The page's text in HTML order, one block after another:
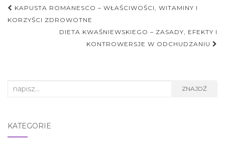
Nawigacja
postu
KAPUSTA ROMANESCO – WŁAŚCIWOŚCI, WITAMINY I
KORZYŚCI ZDROWOTNE
DIETA KWAŚNIEWSKIEGO – ZASADY, EFEKTY I
KONTROWERSJE W ODCHUDZANIU
Search
ZNAJDŹ
KATEGORIE